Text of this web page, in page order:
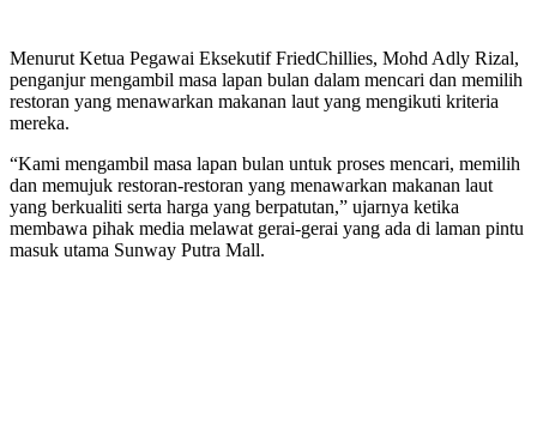
Menurut Ketua Pegawai Eksekutif FriedChillies, Mohd Adly Rizal,
penganjur mengambil masa lapan bulan dalam mencari dan memilih
restoran yang menawarkan makanan laut yang mengikuti kriteria
mereka.
“Kami mengambil masa lapan bulan untuk proses mencari, memilih
dan memujuk restoran-restoran yang menawarkan makanan laut
yang berkualiti serta harga yang berpatutan,” ujarnya ketika
membawa pihak media melawat gerai-gerai yang ada di laman pintu
masuk utama Sunway Putra Mall.